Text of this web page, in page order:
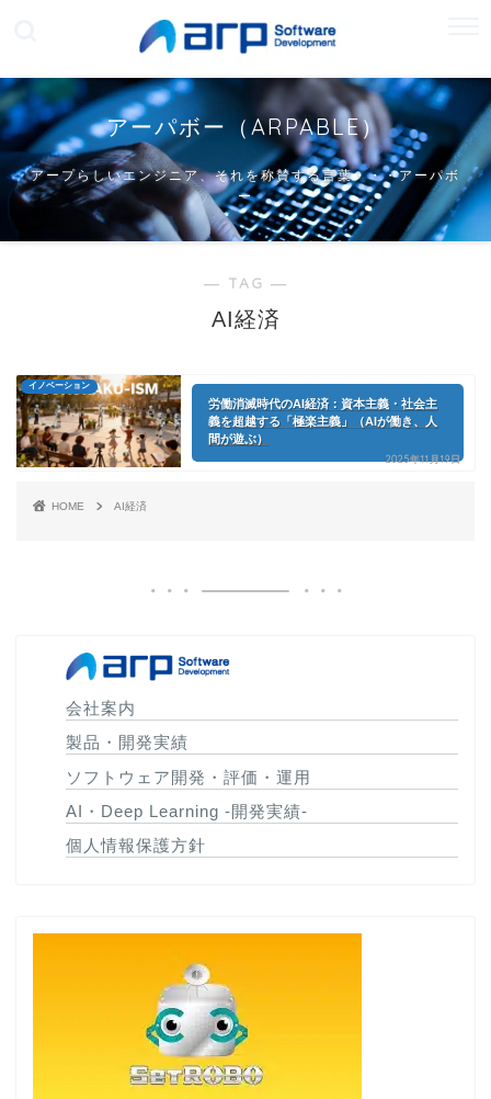
アーパボー（ARPABLE）
アープらしいエンジニア、それを称賛する言葉・・・アーパボ
ー
― TAG ―
AI経済
イノベーション
労働消滅時代のAI経済：資本主義・社会主
義を超越する「極楽主義」（AIが働き、人
間が遊ぶ）
2025年11月19日
HOME AI経済
会社案内
製品・開発実績
ソフトウェア開発・評価・運用
AI・Deep Learning -開発実績-
個人情報保護方針